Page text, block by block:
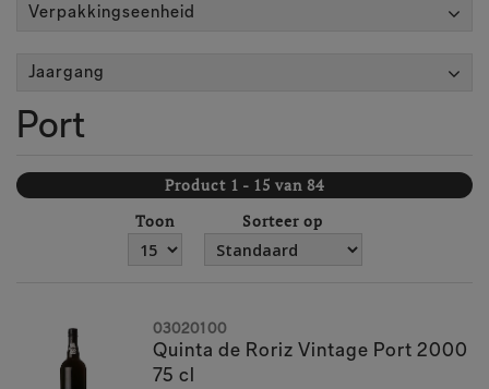
Verpakkingseenheid
Jaargang
Port
Product 1 - 15 van 84
Toon
Sorteer op
Quinta de Roriz Vintage Port 2000
75 cl
03020100